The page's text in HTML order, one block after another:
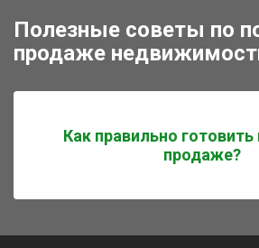
Полезные советы по
продаже
Как правильно готовить
продаже?